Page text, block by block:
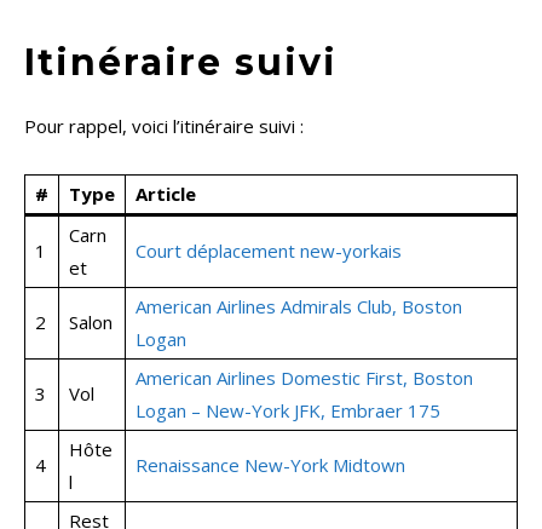
Itinéraire suivi
Pour rappel, voici l’itinéraire suivi :
# Type Article
1
Carn
et
Court déplacement new-yorkais
2 Salon
American Airlines Admirals Club, Boston
Logan
3 Vol
American Airlines Domestic First, Boston
Logan – New-York JFK, Embraer 175
4
Hôte
l
Renaissance New-York Midtown
Rest